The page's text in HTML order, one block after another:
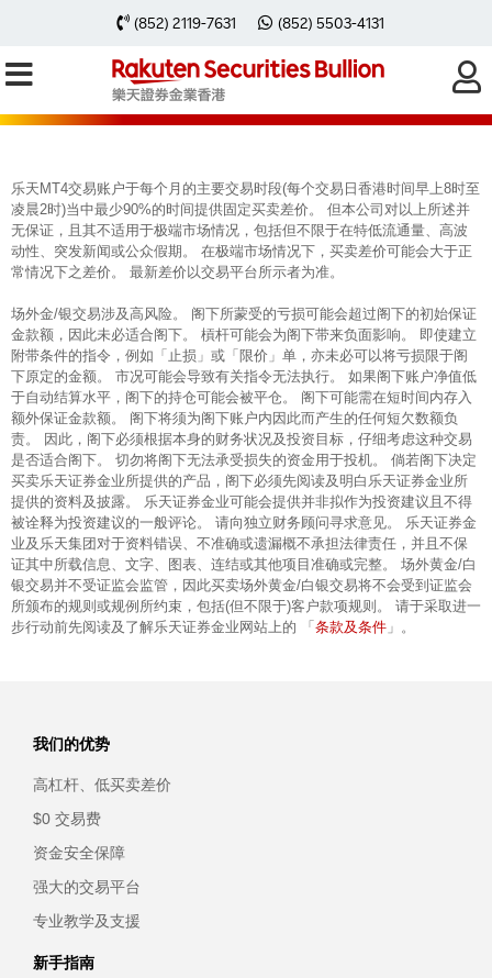
(852) 2119-7631 (852) 5503-4131
每周黃金分析 20250616
乐天MT4交易账户于每个月的主要交易时段(每个交易日香港时间早上8时至
凌晨2时)当中最少90%的时间提供固定买卖差价。 但本公司对以上所述并
无保证，且其不适用于极端市场情况，包括但不限于在特低流通量、高波
动性、突发新闻或公众假期。 在极端市场情况下，买卖差价可能会大于正
常情况下之差价。 最新差价以交易平台所示者为准。
场外金/银交易涉及高风险。 阁下所蒙受的亏损可能会超过阁下的初始保证
金款额，因此未必适合阁下。 槓杆可能会为阁下带来负面影响。 即使建立
附带条件的指令，例如「止损」或「限价」单，亦未必可以将亏损限于阁
下原定的金额。 市况可能会导致有关指令无法执行。 如果阁下账户净值低
于自动结算水平，阁下的持仓可能会被平仓。 阁下可能需在短时间内存入
额外保证金款额。 阁下将须为阁下账户内因此而产生的任何短欠数额负
责。 因此，阁下必须根据本身的财务状况及投资目标，仔细考虑这种交易
是否适合阁下。 切勿将阁下无法承受损失的资金用于投机。 倘若阁下决定
买卖乐天证券金业所提供的产品，阁下必须先阅读及明白乐天证券金业所
提供的资料及披露。 乐天证券金业可能会提供并非拟作为投资建议且不得
被诠释为投资建议的一般评论。 请向独立财务顾问寻求意见。 乐天证券金
业及乐天集团对于资料错误、不准确或遗漏概不承担法律责任，并且不保
证其中所载信息、文字、图表、连结或其他项目准确或完整。 场外黄金/白
银交易并不受证监会监管，因此买卖场外黄金/白银交易将不会受到证监会
所颁布的规则或规例所约束，包括(但不限于)客户款项规则。 请于采取进一
步行动前先阅读及了解乐天证券金业网站上的 「 条款及条件 」。
我们的优势
高杠杆、低买卖差价
$0 交易费
资金安全保障
强大的交易平台
专业教学及支援
新手指南